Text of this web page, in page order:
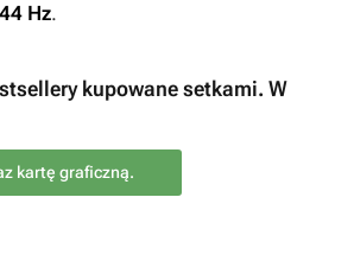
Hz.
kupowane setkami. W
kartę graficzną.